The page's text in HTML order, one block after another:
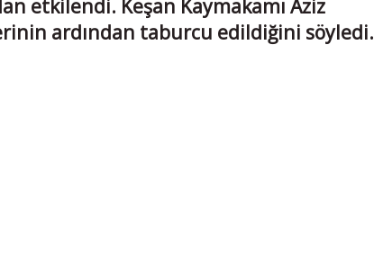
etkilendi. Keşan Kaymakamı Aziz
ardından taburcu edildiğini söyledi.